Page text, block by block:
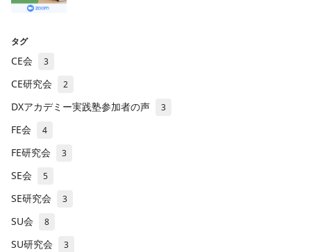
タグ
CE会 3
CE研究会 2
DXアカデミー実践塾参加者の声 3
FE会 4
FE研究会 3
SE会 5
SE研究会 3
SU会 8
SU研究会 3